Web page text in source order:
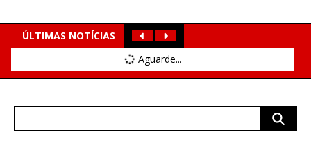
ÚLTIMAS NOTÍCIAS
Aguarde...